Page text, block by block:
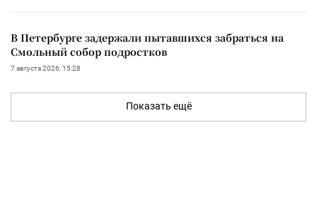
В Петербурге задержали пытавшихся забраться на
Смольный собор подростков
7 августа 2026, 15:28
Показать ещё